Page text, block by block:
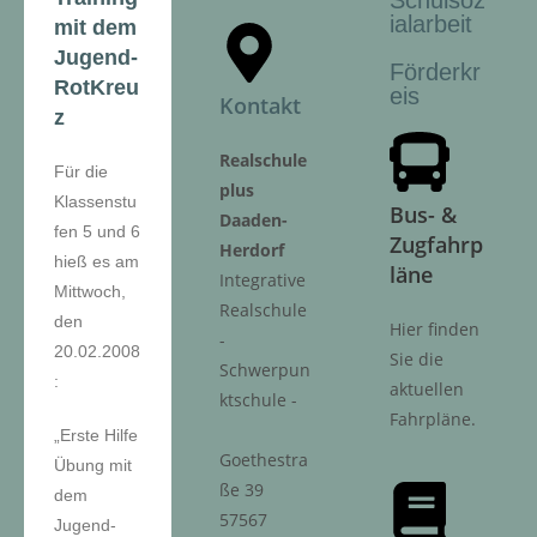
Kontakt
Realschule
plus
Daaden-
Herdorf
Integrative
Realschule
-
Schwerpun
ktschule -
Goethestra
ße 39
57567
mit dem
Jugend-
RotKreu
z
Für die
Klassenstu
fen 5 und 6
hieß es am
Mittwoch,
den
20.02.2008
:
„Erste Hilfe
Übung mit
dem
Jugend-
ialarbeit
Förderkr
eis
Bus- &
Zugfahrp
läne
Hier finden
Sie die
aktuellen
Fahrpläne.